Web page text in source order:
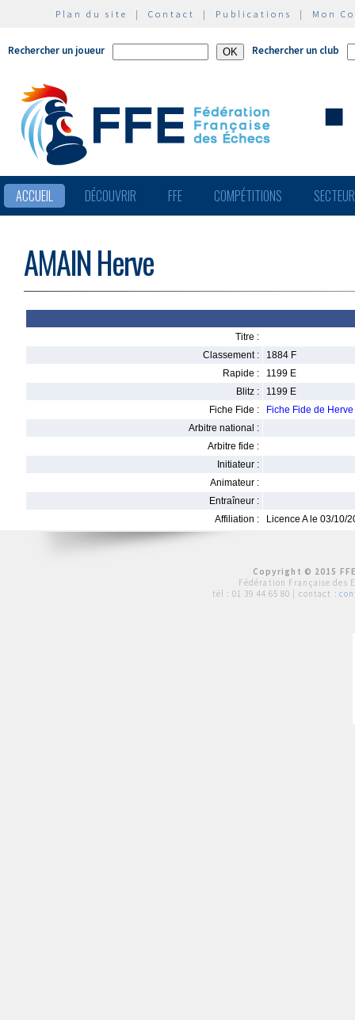
Plan du site | Contact | Publications | Mon
Rechercher un joueur Rechercher un club
ACCUEIL DÉCOUVRIR FFE COMPÉTITIONS
AMAIN Herve
Titre :
Classement :
1884 F
Rapide :
1199 E
Blitz :
1199 E
Fiche Fide :
Fiche Fide de Herve
Arbitre national :
Arbitre fide :
Initiateur :
Animateur :
Entraîneur :
Affiliation :
Licence A le 03/10/
Copyright © 2015
Fédération Française des
tél : 01 39 44 65 80 | contact :